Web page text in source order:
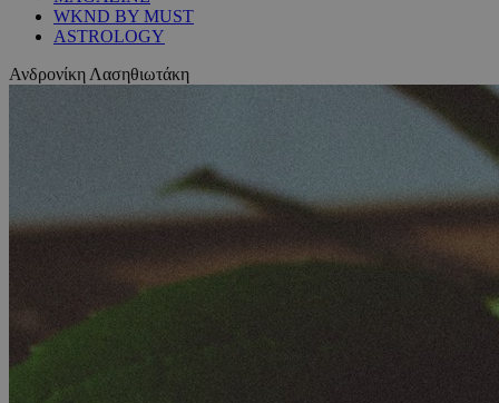
WKND BY MUST
ASTROLOGY
Ανδρονίκη Λασηθιωτάκη